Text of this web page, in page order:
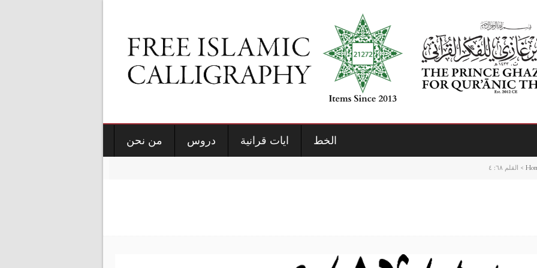
الخط ايات قرانية دروس من نحن
> القلم ٦٨: ٤